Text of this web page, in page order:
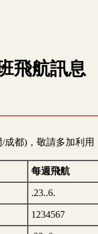
飛航訊息